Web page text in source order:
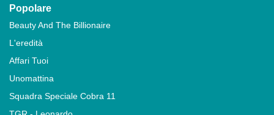
Popolare
Beauty And The Billionaire
L'eredità
Affari Tuoi
Unomattina
Squadra Speciale Cobra 11